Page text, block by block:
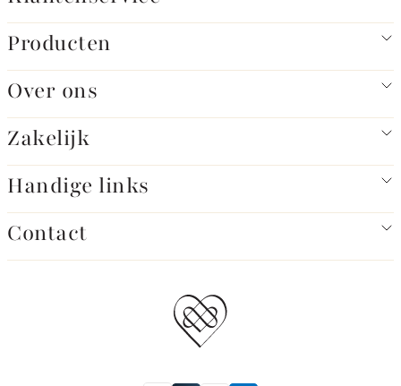
Producten
Over ons
Zakelijk
Handige links
Contact